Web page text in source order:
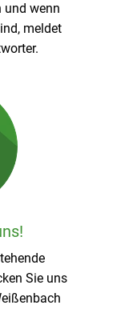
und wenn
meldet
Sie uns